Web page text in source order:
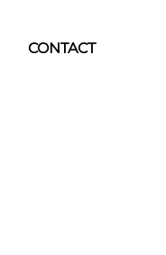
CONTACT